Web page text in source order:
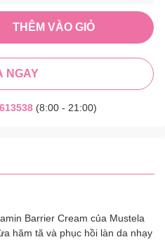
THÊM VÀO GIỎ
NGAY
(8:00 - 21:00)
Barrier Cream của Mustela
hăm tã và phục hồi làn da nhạy